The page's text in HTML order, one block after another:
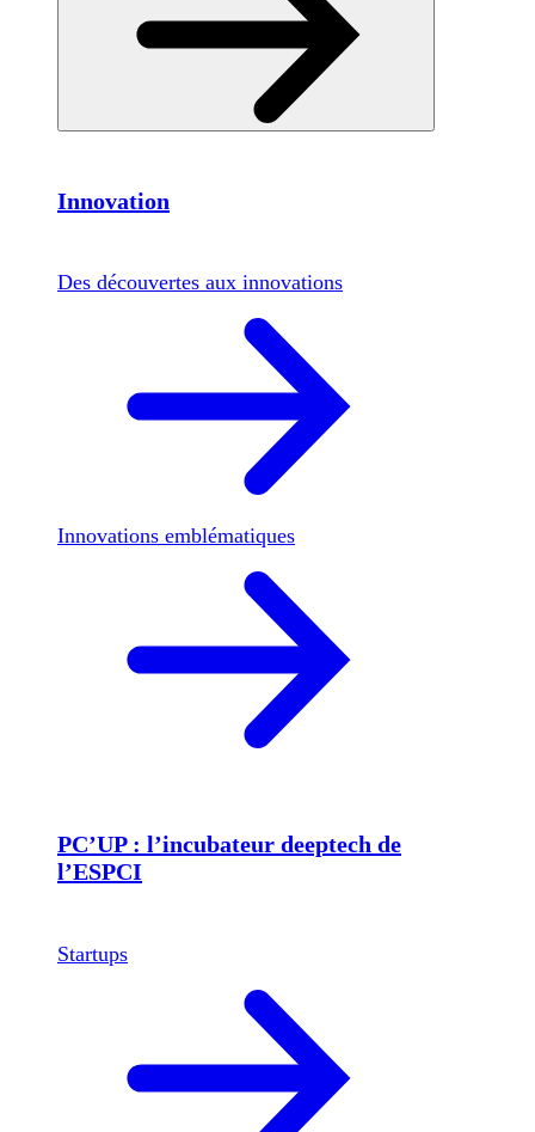
Innovation
Des découvertes aux innovations
Innovations emblématiques
PC’UP : l’incubateur deeptech de
l’ESPCI
Startups